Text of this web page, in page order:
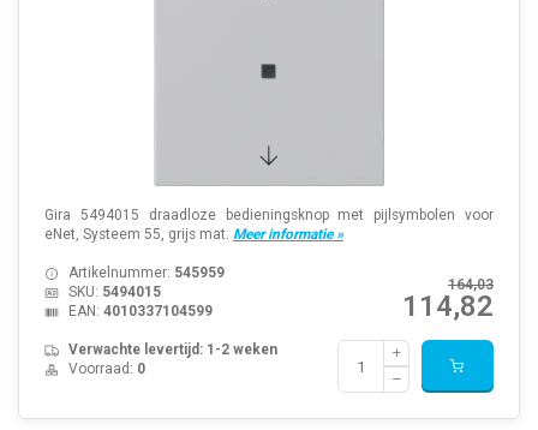
Gira 5494015 draadloze bedieningsknop met pijlsymbolen voor
eNet, Systeem 55, grijs mat. Meer informatie »
164,03
114,82
Artikelnummer: 545959
SKU: 5494015
EAN: 4010337104599
Verwachte levertijd: 1-2 weken
Voorraad: 0